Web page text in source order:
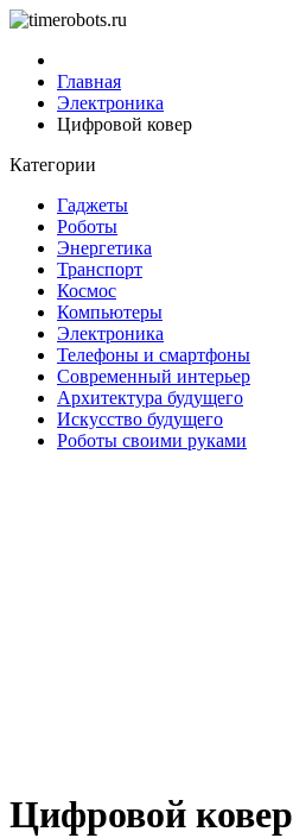
Главная
Электроника
Цифровой ковер
Категории
Гаджеты
Роботы
Энергетика
Транспорт
Космос
Компьютеры
Электроника
Телефоны и смартфоны
Современный интерьер
Архитектура будущего
Искусство будущего
Роботы своими руками
Цифровой ковер